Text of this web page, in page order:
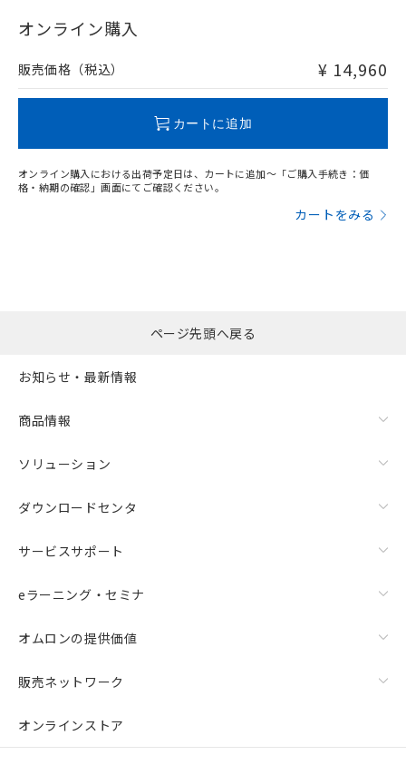
在庫等で未対応品が混在する可能性があります。
問い合わせください。
オンライン購入
販売価格（税込） ¥ 14,960
カートに追加
オンライン購入における出荷予定日は、カートに追加～「ご購入手続き：価
格・納期の確認」画面にてご確認ください。
カートをみる
ページ先頭へ戻る
お知らせ・最新情報
商品情報
ソリューション
ダウンロードセンタ
サービスサポート
eラーニング・セミナ
オムロンの提供価値
販売ネットワーク
オンラインストア